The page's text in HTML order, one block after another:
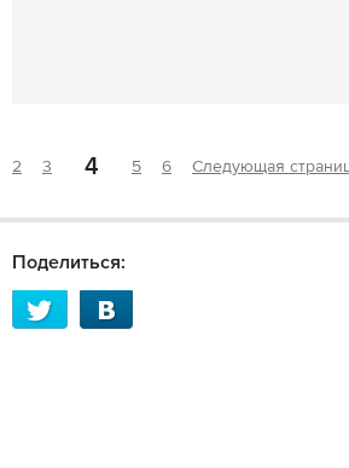
2 3 4 5 6 Следующая
Поделиться: